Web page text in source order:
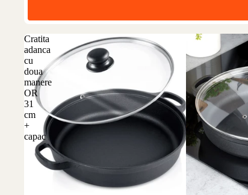
Cratita
adanca
cu
doua
manere
OR
31
cm
+
capac